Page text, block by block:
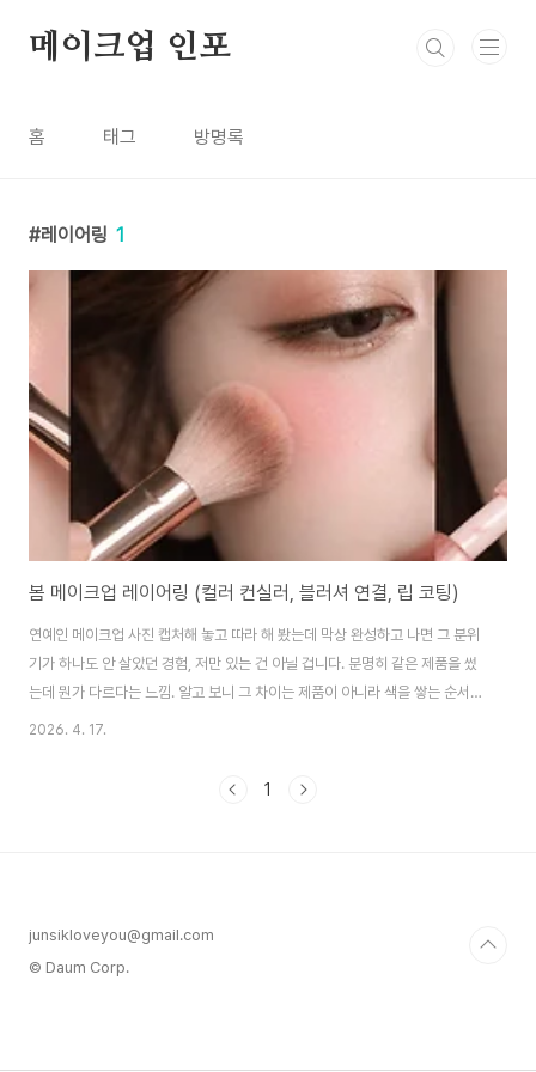
메이크업 인포
홈 태그 방명록
레이어링 1
봄 메이크업 레이어링 (컬러 컨실러, 블러셔 연결, 립 코팅)
연예인 메이크업 사진 캡처해 놓고 따라 해 봤는데 막상 완성하고 나면 그 분위
기가 하나도 안 살았던 경험, 저만 있는 건 아닐 겁니다. 분명히 같은 제품을 썼
는데 뭔가 다르다는 느낌. 알고 보니 그 차이는 제품이 아니라 색을 쌓는 순서,
즉 레이어링 방식에 있었습니다. 컬러 컨실러로 베이스 잡는 레이어링의 원리
는 기법을 말합니다. 쉽게 말해 한 번에 한 가지 제품으로 끝내는 게 아니라, 아
2026. 4. 17.
1
junsikloveyou@gmail.com
© Daum Corp.